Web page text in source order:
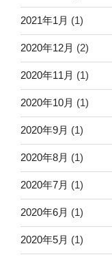
2021年1月 (1)
2020年12月 (2)
2020年11月 (1)
2020年10月 (1)
2020年9月 (1)
2020年8月 (1)
2020年7月 (1)
2020年6月 (1)
2020年5月 (1)